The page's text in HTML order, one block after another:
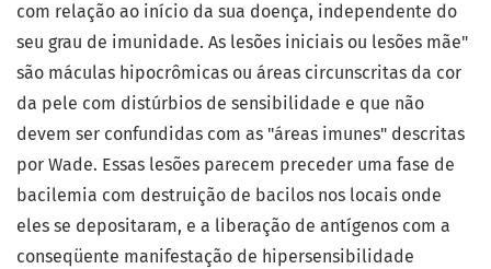
com relação ao início da sua doença, independente do
seu grau de imunidade. As lesões iniciais ou lesões mãe"
são máculas hipocrômicas ou áreas circunscritas da cor
da pele com distúrbios de sensibilidade e que não
devem ser confundidas com as "áreas imunes" descritas
por Wade. Essas lesões parecem preceder uma fase de
bacilemia com destruição de bacilos nos locais onde
eles se depositaram, e a liberação de antígenos com a
conseqüente manifestação de hipersensibilidade